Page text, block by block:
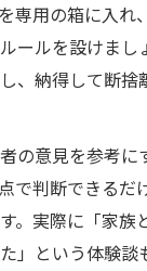
専用の箱に入れ
ールを設けまし
、納得して断捨
の意見を参考に
で判断できるだ
。実際に「家族
」という体験談